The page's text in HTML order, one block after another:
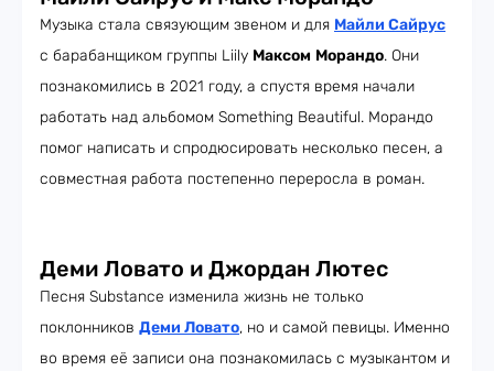
Музыка стала связующим звеном и для Майли Сайрус
с барабанщиком группы Liily Максом Морандо. Они
познакомились в 2021 году, а спустя время начали
работать над альбомом Something Beautiful. Морандо
помог написать и спродюсировать несколько песен, а
совместная работа постепенно переросла в роман.
Деми Ловато и Джордан Лютес
Песня Substance изменила жизнь не только
поклонников Деми Ловато, но и самой певицы. Именно
во время её записи она познакомилась с музыкантом и